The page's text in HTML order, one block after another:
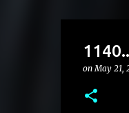
onMay 21,